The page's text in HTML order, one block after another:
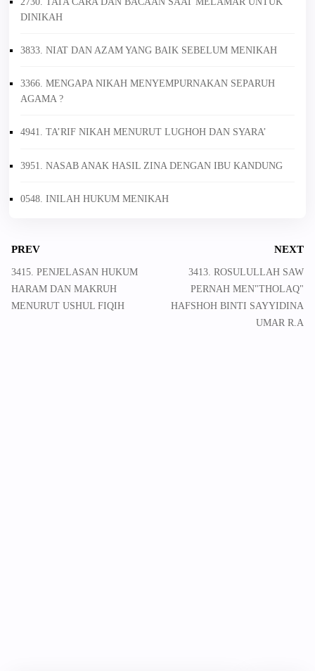
DINIKAH
3833. NIAT DAN AZAM YANG BAIK SEBELUM MENIKAH
3366. MENGAPA NIKAH MENYEMPURNAKAN SEPARUH
AGAMA ?
4941. TA’RIF NIKAH MENURUT LUGHOH DAN SYARA’
3951. NASAB ANAK HASIL ZINA DENGAN IBU KANDUNG
0548. INILAH HUKUM MENIKAH
PREV
3415. PENJELASAN HUKUM
HARAM DAN MAKRUH
MENURUT USHUL FIQIH
NEXT
3413. ROSULULLAH SAW
PERNAH MEN"THOLAQ"
HAFSHOH BINTI SAYYIDINA
UMAR R.A